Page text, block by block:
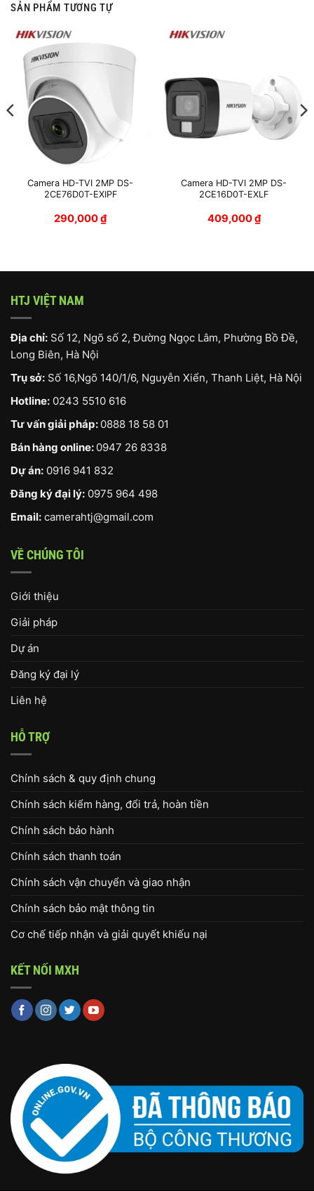
SẢN PHẨM TƯƠNG TỰ
Camera HD-TVI 2MP DS-
2CE76D0T-EXIPF
290,000₫
Camera HD-TVI 2MP DS-
2CE16D0T-EXLF
409,000₫
HTJ VIỆT NAM
Địa chỉ: Số 12, Ngõ số 2, Đường Ngọc Lâm, Phường Bồ Đề,
Long Biên, Hà Nội
Trụ sở: Số 16,Ngõ 140/1/6, Nguyễn Xiển, Thanh Liệt, Hà Nội
Hotline: 0243 5510 616
Tư vấn giải pháp: 0888 18 58 01
Bán hàng online: 0947 26 8338
Dự án: 0916 941 832
Đăng ký đại lý: 0975 964 498
Email: camerahtj@gmail.com
VỀ CHÚNG TÔI
Giới thiệu
Giải pháp
Dự án
Đăng ký đại lý
Liên hệ
HỖ TRỢ
Chính sách & quy định chung
Chính sách kiểm hàng, đổi trả, hoàn tiền
Chính sách bảo hành
Chính sách thanh toán
Chính sách vận chuyển và giao nhận
Chính sách bảo mật thông tin
Cơ chế tiếp nhận và giải quyết khiếu nại
KẾT NỐI MXH